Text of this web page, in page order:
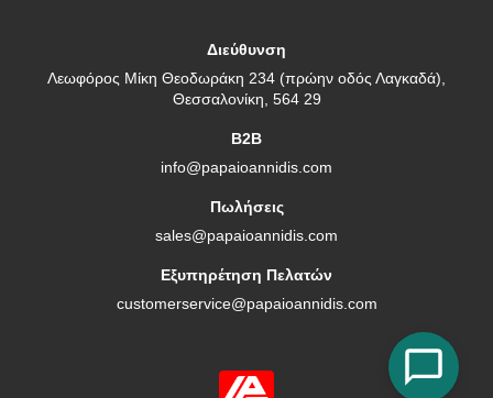
Διεύθυνση
Λεωφόρος Μίκη Θεοδωράκη 234 (πρώην οδός Λαγκαδά),
Θεσσαλονίκη, 564 29
B2B
info@papaioannidis.com
Πωλήσεις
sales@papaioannidis.com
Εξυπηρέτηση Πελατών
customerservice@papaioannidis.com